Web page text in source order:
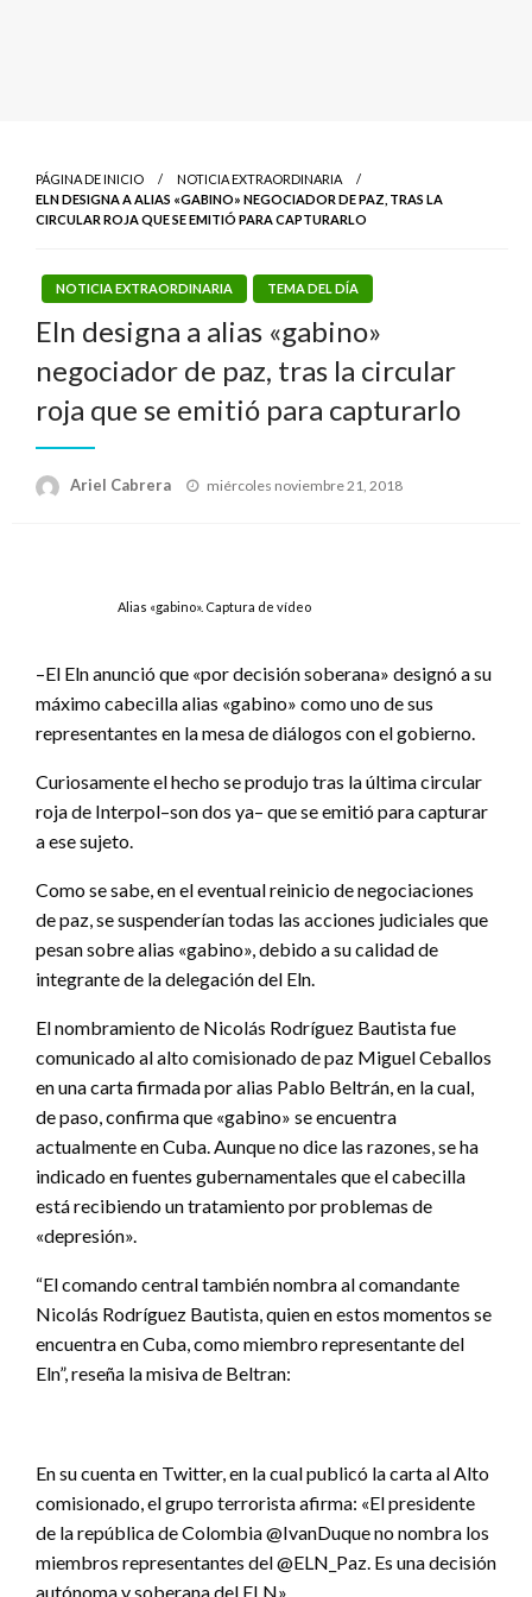
PÁGINA DE INICIO
NOTICIA EXTRAORDINARIA
ELN DESIGNA A ALIAS «GABINO» NEGOCIADOR DE PAZ, TRAS LA
CIRCULAR ROJA QUE SE EMITIÓ PARA CAPTURARLO
NOTICIA EXTRAORDINARIA TEMA DEL DÍA
Eln designa a alias «gabino»
negociador de paz, tras la circular
roja que se emitió para capturarlo
Ariel Cabrera
Publicado
miércoles noviembre 21, 2018
Alias «gabino». Captura de vídeo
–El Eln anunció que «por decisión soberana» designó a su
máximo cabecilla alias «gabino» como uno de sus
representantes en la mesa de diálogos con el gobierno.
Curiosamente el hecho se produjo tras la última circular
roja de Interpol–son dos ya– que se emitió para capturar
a ese sujeto.
Como se sabe, en el eventual reinicio de negociaciones
de paz, se suspenderían todas las acciones judiciales que
pesan sobre alias «gabino», debido a su calidad de
integrante de la delegación del Eln.
El nombramiento de Nicolás Rodríguez Bautista fue
comunicado al alto comisionado de paz Miguel Ceballos
en una carta firmada por alias Pablo Beltrán, en la cual,
de paso, confirma que «gabino» se encuentra
actualmente en Cuba. Aunque no dice las razones, se ha
indicado en fuentes gubernamentales que el cabecilla
está recibiendo un tratamiento por problemas de
«depresión».
“El comando central también nombra al comandante
Nicolás Rodríguez Bautista, quien en estos momentos se
encuentra en Cuba, como miembro representante del
Eln”, reseña la misiva de Beltran:
En su cuenta en Twitter, en la cual publicó la carta al Alto
comisionado, el grupo terrorista afirma: «El presidente
de la república de Colombia @IvanDuque no nombra los
miembros representantes del @ELN_Paz. Es una decisión
autónoma y soberana del ELN».